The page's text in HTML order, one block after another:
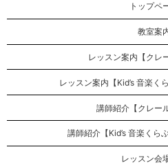
トップペ
教室案
レッスン案内【クレ
レッスン案内【Kid’s 音楽く
講師紹介【クレー
講師紹介【Kid’s 音楽くら
レッスン会